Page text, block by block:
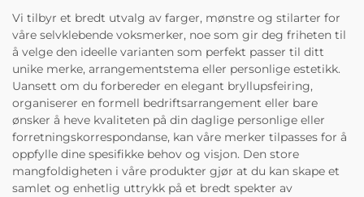
Vi tilbyr et bredt utvalg av farger, mønstre og stilarter for
våre selvklebende voksmerker, noe som gir deg friheten til
å velge den ideelle varianten som perfekt passer til ditt
unike merke, arrangementstema eller personlige estetikk.
Uansett om du forbereder en elegant bryllupsfeiring,
organiserer en formell bedriftsarrangement eller bare
ønsker å heve kvaliteten på din daglige personlige eller
forretningskorrespondanse, kan våre merker tilpasses for å
oppfylle dine spesifikke behov og visjon. Den store
mangfoldigheten i våre produkter gjør at du kan skape et
samlet og enhetlig uttrykk på et bredt spekter av